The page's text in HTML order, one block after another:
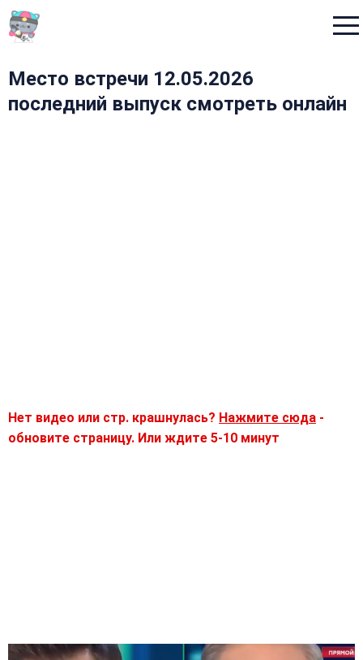
Место встречи 12.05.2026
последний выпуск смотреть онлайн
Нет видео или стр. крашнулась? Нажмите сюда -
обновите страницу. Или ждите 5-10 минут